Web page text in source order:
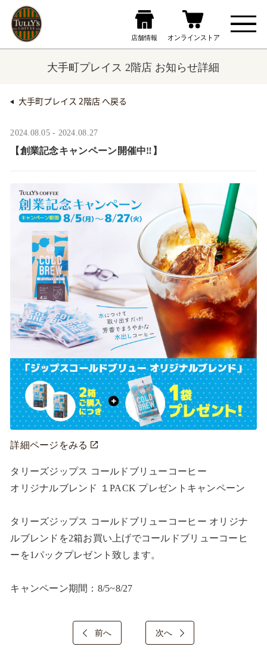
大手町プレイス 2階店 お知らせ詳細
大手町プレイス 2階店 へ戻る
2024.08.05 - 2024.08.27
【創業記念キャンペーン開催中‼】
詳細ページをみる
タリーズジップス コールドブリューコーヒー
オリジナルブレンド １PACK プレゼントキャンペーン
タリーズジップス コールドブリューコーヒー オリジナ
ルブレンドを2箱お買い上げでコールドブリューコーヒ
ーを1パックプレゼント致します。
キャンペーン期間：8/5~8/27
前へ 次へ